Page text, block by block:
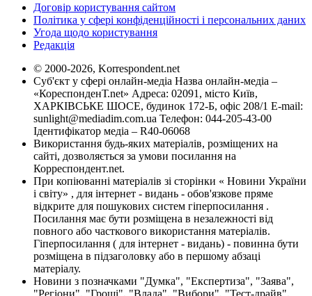
Договір користування сайтом
Політика у сфері конфіденційності і персональних даних
Угода щодо користування
Редакція
© 2000-2026, Korrespondent.net
Суб'єкт у сфері онлайн-медіа Назва онлайн-медіа –
«КореспонденТ.net» Адреса: 02091, місто Київ,
ХАРКІВСЬКЕ ШОСЕ, будинок 172-Б, офіс 208/1 E-mail:
sunlight@mediadim.com.ua Телефон: 044-205-43-00
Ідентифікатор медіа – R40-06068
Використання будь-яких матеріалів, розміщених на
сайті, дозволяється за умови посилання на
Корреспондент.net.
При копіюванні матеріалів зі сторінки « Новини України
і світу» , для інтернет - видань - обов'язкове пряме
відкрите для пошукових систем гіперпосилання .
Посилання має бути розміщена в незалежності від
повного або часткового використання матеріалів.
Гіперпосилання ( для інтернет - видань) - повинна бути
розміщена в підзаголовку або в першому абзаці
матеріалу.
Новини з позначками "Думка", "Експертиза", "Заява",
"Регіони", "Гроші", "Влада", "Вибори", "Тест-драйв",